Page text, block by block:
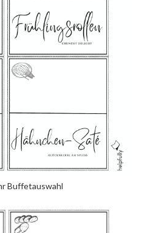
Buffetauswahl